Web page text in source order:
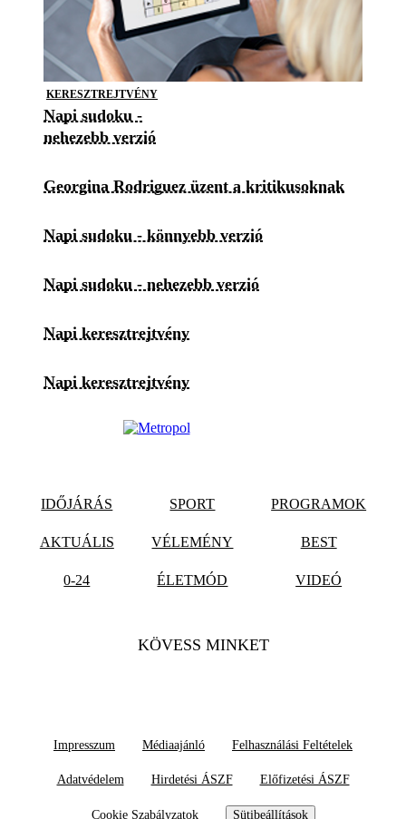
KERESZTREJTVÉNY
Napi sudoku -
nehezebb verzió
Georgina Rodriguez üzent a kritikusoknak
Napi sudoku - könnyebb verzió
Napi sudoku - nehezebb verzió
Napi keresztrejtvény
Napi keresztrejtvény
IDŐJÁRÁS SPORT PROGRAMOK
AKTUÁLIS VÉLEMÉNY BEST
0-24 ÉLETMÓD VIDEÓ
KÖVESS MINKET
Impresszum Médiaajánló Felhasználási Feltételek
Adatvédelem Hirdetési ÁSZF Előfizetési ÁSZF
Cookie Szabályzatok Sütibeállítások